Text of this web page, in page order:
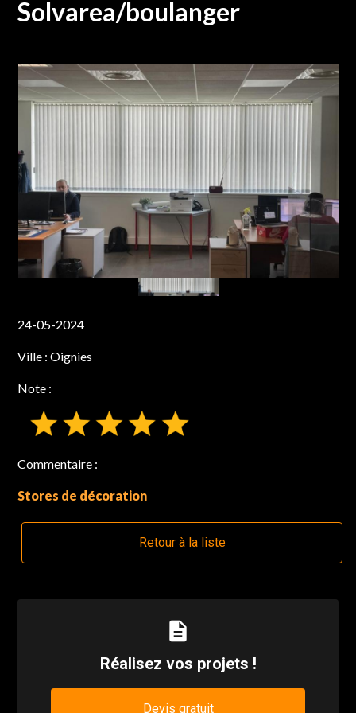
Solvarea/boulanger
24-05-2024
Ville :Oignies
Note :
Commentaire :
Stores de décoration
Retour à la liste
description
Réalisez vos projets !
Devis gratuit